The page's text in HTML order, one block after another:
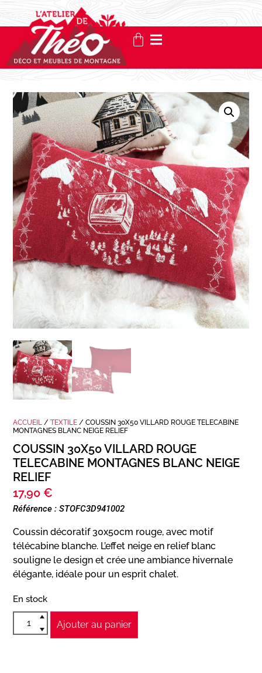
ACCUEIL /TEXTILE / COUSSIN 30X50 VILLARD ROUGE TELECABINE
MONTAGNES BLANC NEIGE RELIEF
COUSSIN 30X50 VILLARD ROUGE
TELECABINE MONTAGNES BLANC NEIGE
RELIEF
17,90 €
Référence : STOFC3D941002
Coussin décoratif 30x50cm rouge, avec motif
télécabine blanche. L’effet neige en relief blanc
souligne le design et crée une ambiance hivernale
élégante, idéale pour un esprit chalet.
En stock
Ajouter au panier